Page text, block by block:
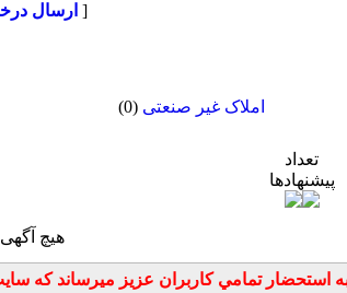
]
املاک غیر صنعتی (0)
تعداد
پیشنهادها
هیچ